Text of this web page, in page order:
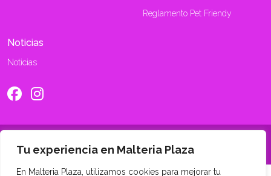
Tu experiencia en Malteria Plaza
En Malteria Plaza, utilizamos cookies para mejorar tu
Reglamento Pet Friendy
Noticias
Noticias
©2026 Maltería Mall. Todos los derechos reservados